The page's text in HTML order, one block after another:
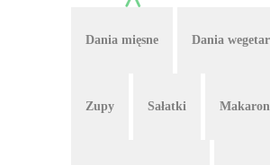
Dania mięsne Dania
Zupy Sałatki